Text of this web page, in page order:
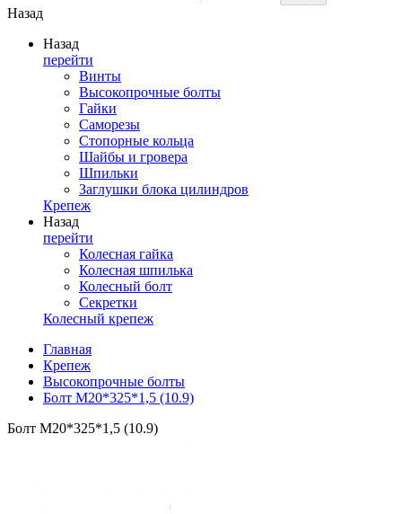
Назад
Назад
перейти
Винты
Высокопрочные болты
Гайки
Саморезы
Стопорные кольца
Шайбы и гровера
Шпильки
Заглушки блока цилиндров
Крепеж
Назад
перейти
Колесная гайка
Колесная шпилька
Колесный болт
Секретки
Колесный крепеж
Главная
Крепеж
Высокопрочные болты
Болт М20*325*1,5 (10.9)
Болт М20*325*1,5 (10.9)